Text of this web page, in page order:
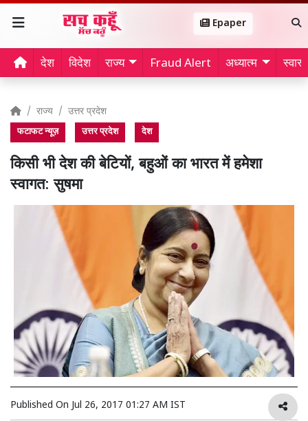
Epaper
देश विदेश राज्य Fraud Alert अध्यात्म
राज्य उत्तर प्रदेश
फटाफट न्यूज़ उत्तर प्रदेश देश
किसी भी देश की बेटियों, बहुओं का भारत में हमेशा
स्वागत: सुषमा
Published On Jul 26, 2017 01:27 AM IST